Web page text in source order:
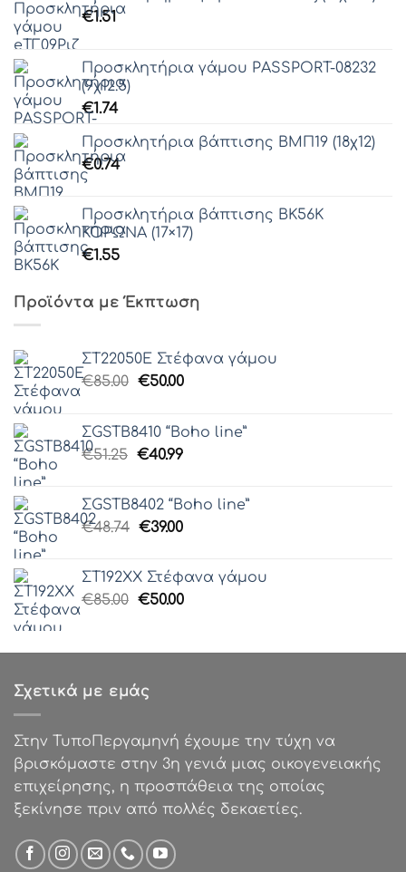
€1.51
Προσκλητήρια γάμου PASSPORT-08232
(9χ12.5)
€1.74
Προσκλητήρια βάπτισης ΒΜΠ19 (18χ12)
€0.74
Προσκλητήρια βάπτισης ΒΚ56K
ΚΟΡΩΝΑ (17×17)
€1.55
Προϊόντα με Έκπτωση
ΣΤ22050Ε Στέφανα γάμου
€85.00 Original
€85.00.
€50.00Η
είναι:
€50.00.
ΣGSTB8410 “Boho line”
€51.25 Original
€51.25.
€40.99Η
είναι:
€40.99.
ΣGSTB8402 “Boho line”
€48.74 Original
€48.74.
€39.00Η
είναι:
€39.00.
ΣΤ192ΧΧ Στέφανα γάμου
€85.00 Original
€85.00.
€50.00Η
είναι:
Σχετικά με εμάς
Στην ΤυποΠεργαμηνή έχουμε την τύχη να
βρισκόμαστε στην 3η γενιά μιας οικογενειακής
επιχείρησης, η προσπάθεια της οποίας
ξεκίνησε πριν από πολλές δεκαετίες.